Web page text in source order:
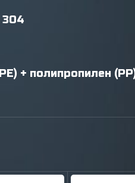
304
+ полипропилен